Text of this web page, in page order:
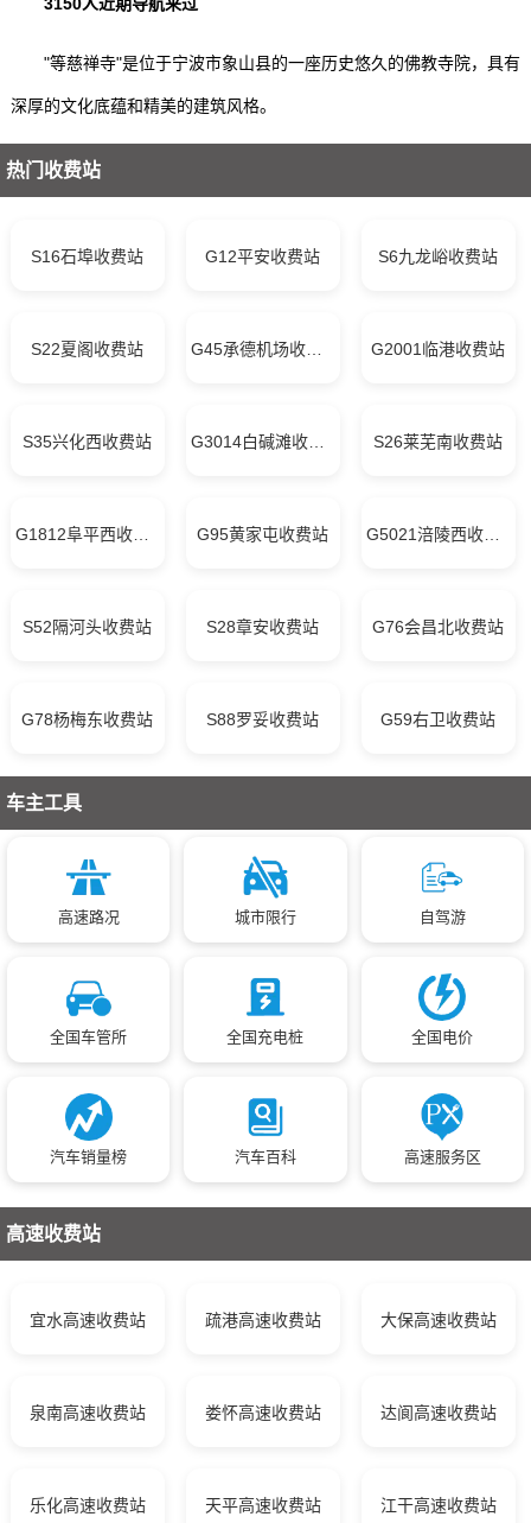
"等慈禅寺"是位于宁波市象山县的一座历史悠久的佛教寺院，具有
深厚的文化底蕴和精美的建筑风格。
热门收费站
S16石埠收费站 G12平安收费站 S6九龙峪收费站
S22夏阁收费站 G45承德机场收费站 G2001临港收费站
S35兴化西收费站 G3014白碱滩收费站 S26莱芜南收费站
G95黄家屯收费站 G5021涪陵西收费站
S52隔河头收费站 S28章安收费站 G76会昌北收费站
G78杨梅东收费站 S88罗妥收费站 G59右卫收费站
车主工具
高速路况 城市限行 自驾游
全国车管所 全国充电桩 全国电价
汽车销量榜 汽车百科 高速服务区
高速收费站
宜水高速收费站 疏港高速收费站 大保高速收费站
泉南高速收费站 娄怀高速收费站 达阆高速收费站
乐化高速收费站 天平高速收费站 江干高速收费站